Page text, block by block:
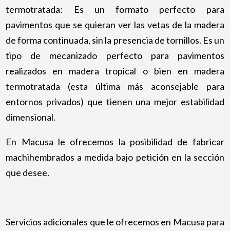
termotratada: Es un formato perfecto para
pavimentos que se quieran ver las vetas de la madera
de forma continuada, sin la presencia de tornillos. Es un
tipo de mecanizado perfecto para pavimentos
realizados en madera tropical o bien en madera
termotratada (esta última más aconsejable para
entornos privados) que tienen una mejor estabilidad
dimensional.
En Macusa le ofrecemos la posibilidad de fabricar
machihembrados a medida bajo petición en la sección
que desee.
Servicios adicionales que le ofrecemos en Macusa para